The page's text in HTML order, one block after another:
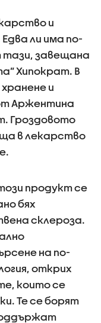
и
ли има по-
тази, завещана
Хипократ. В
и
Аржентина
Гроздовото
в лекарство
продукт се
бях
склероза.
на по-
открих
които се
Те се борят